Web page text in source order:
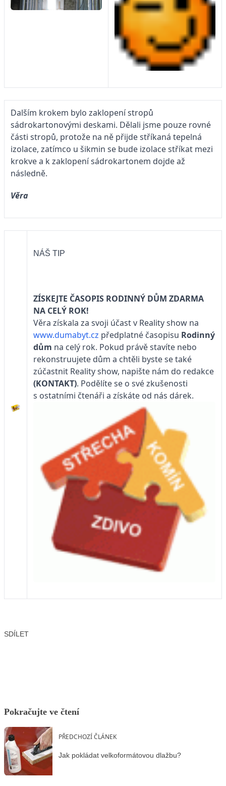
Dalším krokem bylo zaklopení stropů
sádrokartonovými deskami. Dělali jsme pouze rovné
části stropů, protože na ně přijde stříkaná tepelná
izolace, zatímco u šikmin se bude izolace stříkat mezi
krokve a k zaklopení sádrokartonem dojde až
následně.
Věra
NÁŠ TIP
ZÍSKEJTE ČASOPIS RODINNÝ DŮM ZDARMA
NA CELÝ ROK!
Věra získala za svoji účast v Reality show na
www.dumabyt.cz předplatné časopisu Rodinný
dům na celý rok. Pokud právě stavíte nebo
rekonstruujete dům a chtěli byste se také
zúčastnit Reality show, napište nám do redakce
(KONTAKT). Podělíte se o své zkušenosti
s ostatními čtenáři a získáte od nás dárek.
SDÍLET
Pokračujte ve čtení
PŘEDCHOZÍ ČLÁNEK
Jak pokládat velkoformátovou dlažbu?